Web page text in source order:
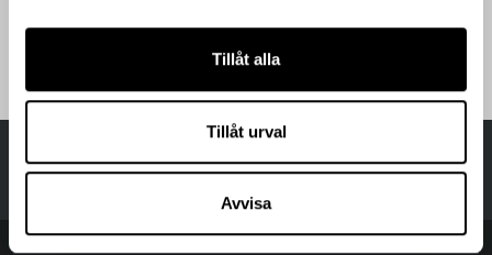
Tillåt alla
Tillåt urval
Avvisa